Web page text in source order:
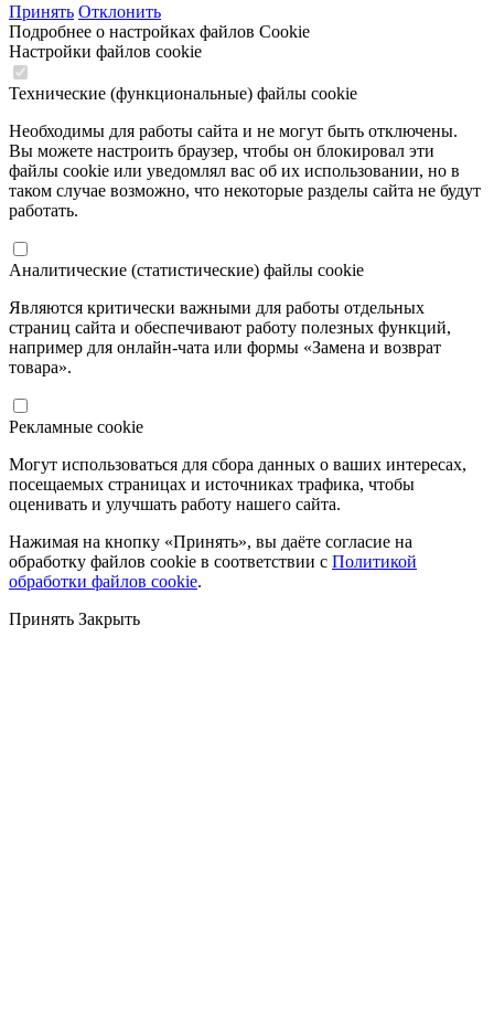
Принять Отклонить
Подробнее о настройках файлов Cookie
Настройки файлов cookie
Технические (функциональные) файлы cookie
Необходимы для работы сайта и не могут быть отключены.
Вы можете настроить браузер, чтобы он блокировал эти
файлы cookie или уведомлял вас об их использовании, но в
таком случае возможно, что некоторые разделы сайта не будут
работать.
Аналитические (статистические) файлы cookie
Являются критически важными для работы отдельных
страниц сайта и обеспечивают работу полезных функций,
например для онлайн-чата или формы «Замена и возврат
товара».
Рекламные cookie
Могут использоваться для сбора данных о ваших интересах,
посещаемых страницах и источниках трафика, чтобы
оценивать и улучшать работу нашего сайта.
Нажимая на кнопку «Принять», вы даёте согласие на
обработку файлов cookie в соответствии с Политикой
обработки файлов cookie.
Принять Закрыть